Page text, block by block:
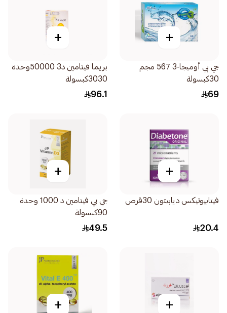
+
جي بي أوميجا-3 567 مجم
30كبسولة
69
+
بريما فيتامين د3 50000وحدة
3030كبسولة
96.1
+
فيتابيوتيكس ديابيتون 30قرص
20.4
+
جي بي فيتامين د 1000 وحدة
90كبسولة
49.5
+
+